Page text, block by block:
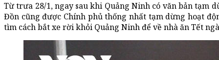
Từ trưa 28/1, ngay sau khi Quảng Ninh có văn bản tạm
Đồn cũng được Chính phủ thống nhất tạm dừng hoạt
tìm cách bắt xe rời khỏi Quảng Ninh để về nhà ăn Tết